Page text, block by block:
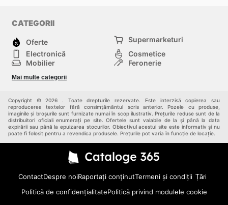
CATEGORII
Oferte
Supermarketuri
Electronică
Cosmetice
Mobilier
Feronerie
Copii
Mai multe categorii
Copyright © 2026 . Toate drepturile rezervate. Este interzisă copierea sau
reproducerea textelor fără consimțământul scris anterior. Pozele cu produse,
imaginile și broșurile sunt furnizate numai în scop ilustrativ. Prețurile reduse sunt de la
distribuitori oficiali enumerați pe site. Ofertele sunt valabile de la și până la data
expirării sau până la epuizarea stocurilor. Obiectivul acestui site este informativ și nu
poate fi folosit pentru a revendica produsele. Prețurile pot varia în funcție de locație.
ContactDespre noiRaportați conținutTermeni și condiții Țări
Politică de confidențialitatePolitică privind modulele cookie